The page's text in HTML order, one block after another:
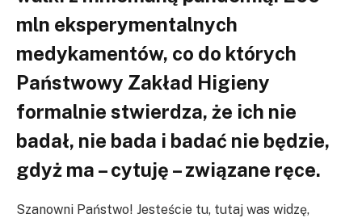
mln eksperymentalnych
medykamentów, co do których
Państwowy Zakład Higieny
formalnie stwierdza, że ich nie
badał, nie bada i badać nie będzie,
gdyż ma – cytuję – związane ręce.
Szanowni Państwo! Jesteście tu, tutaj was widzę,